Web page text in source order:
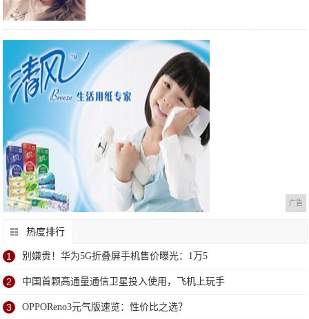
广告
热度排行
1 别嫌贵！华为5G折叠屏手机售价曝光：1万5
2 中国首颗高通量通信卫星投入使用，飞机上玩手
3 OPPOReno3元气版速览：性价比之选？